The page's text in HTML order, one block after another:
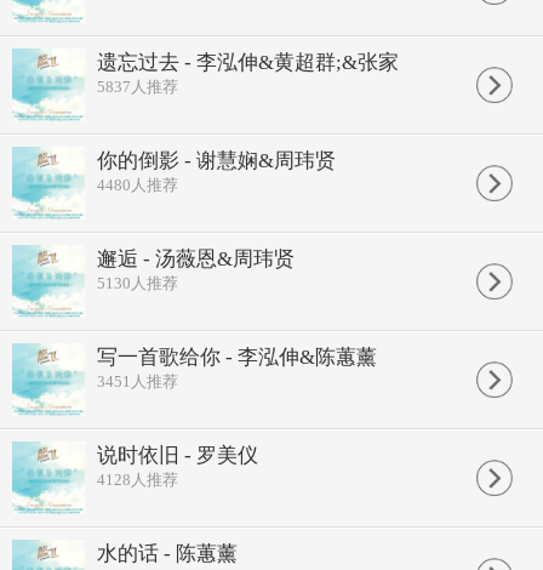
遗忘过去 - 李泓伸&黄超群;&张家
5837 人推荐
你的倒影 - 谢慧娴&周玮贤
4480 人推荐
邂逅 - 汤薇恩&周玮贤
5130 人推荐
写一首歌给你 - 李泓伸&陈蕙薰
3451 人推荐
说时依旧 - 罗美仪
4128 人推荐
水的话 - 陈蕙薰